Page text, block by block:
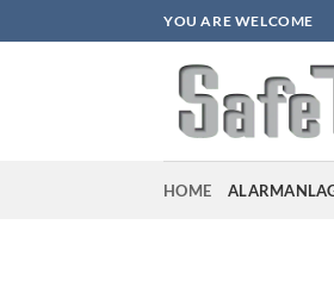
Inhalt
YOU ARE WELCOME
HOME